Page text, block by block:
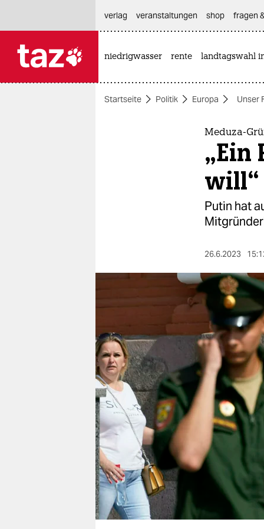
themen
verlag
verlag
veranstaltungen
shop
fragen & hilfe
unterstützen
abo
genossenschaft
verlag
veranstaltungen shop fragen
niedrigwasser rente landtagswahl
Startseite Politik Europa Unser
Meduza-
„Ein
will“
Putin hat
26.6.2023